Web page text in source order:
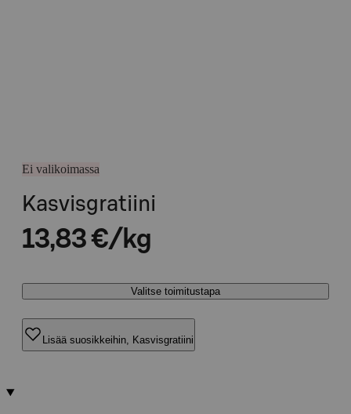
Ei valikoimassa
Kasvisgratiini
13,83 €/kg
Valitse toimitustapa
Lisää suosikkeihin, Kasvisgratiini